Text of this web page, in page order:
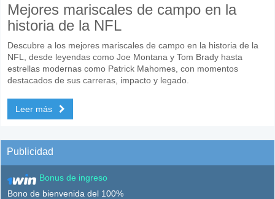
Mejores mariscales de campo en la
historia de la NFL
Descubre a los mejores mariscales de campo en la historia de la
NFL, desde leyendas como Joe Montana y Tom Brady hasta
estrellas modernas como Patrick Mahomes, con momentos
destacados de sus carreras, impacto y legado.
Leer más
Publicidad
Bonus de ingreso
Bono de bienvenida del 100%